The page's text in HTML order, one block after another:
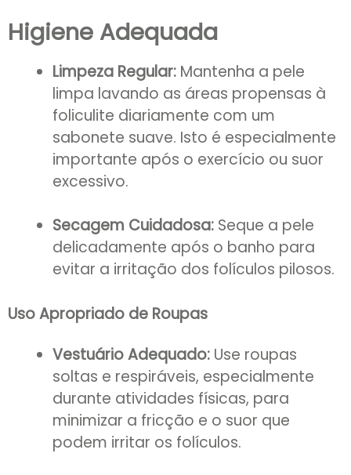
Higiene Adequada
Limpeza Regular: Mantenha a pele
limpa lavando as áreas propensas à
foliculite diariamente com um
sabonete suave. Isto é especialmente
importante após o exercício ou suor
excessivo.
Secagem Cuidadosa: Seque a pele
delicadamente após o banho para
evitar a irritação dos folículos pilosos.
Uso Apropriado de Roupas
Vestuário Adequado: Use roupas
soltas e respiráveis, especialmente
durante atividades físicas, para
minimizar a fricção e o suor que
podem irritar os folículos.